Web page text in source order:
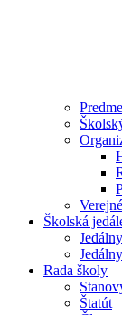
Školská
Rada školy
Štatút